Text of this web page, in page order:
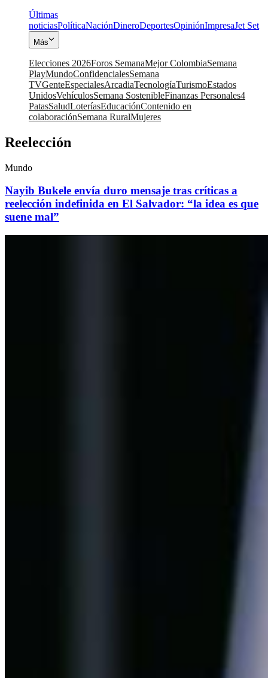
Últimas
noticiasPolíticaNaciónDineroDeportesOpiniónImpresaJet Set
Más
Elecciones 2026Foros SemanaMejor ColombiaSemana
PlayMundoConfidencialesSemana
TVGenteEspecialesArcadiaTecnologíaTurismoEstados
UnidosVehículosSemana SostenibleFinanzas Personales4
PatasSaludLoteríasEducaciónContenido en
colaboraciónSemana RuralMujeres
Reelección
Mundo
Nayib Bukele envía duro mensaje tras críticas a
reelección indefinida en El Salvador: “la idea es que
suene mal”